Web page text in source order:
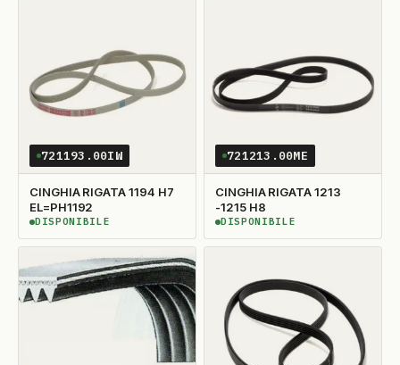
721193.00IW
CINGHIA RIGATA 1194 H7
EL=PH1192
DISPONIBILE
DISPONIBILE
721213.00ME
CINGHIA RIGATA 1213
-1215 H8
DISPONIBILE
DISPONIBILE